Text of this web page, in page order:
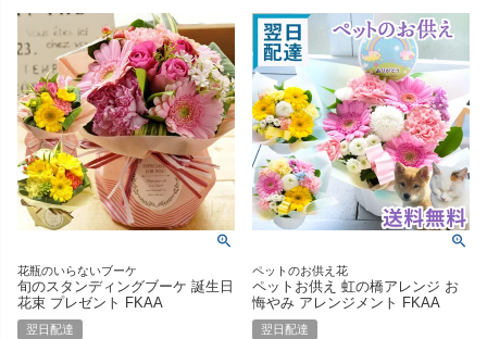
花瓶のいらないブーケ
旬のスタンディングブーケ 誕生日
花束 プレゼント FKAA
翌日配達
ペットのお供え花
ペットお供え 虹の橋アレンジ お
悔やみ アレンジメント FKAA
翌日配達